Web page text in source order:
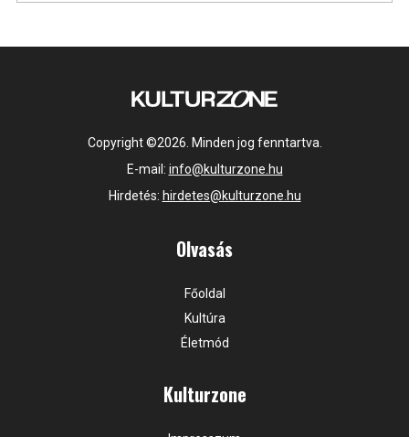
Copyright ©2026. Minden jog fenntartva.
E-mail: info@kulturzone.hu
Hirdetés: hirdetes@kulturzone.hu
Olvasás
Főoldal
Kultúra
Életmód
Kulturzone